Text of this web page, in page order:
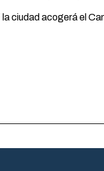
la ciudad acogerá el